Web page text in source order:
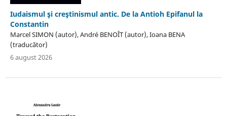
Iudaismul şi creştinismul antic. De la Antioh Epifanul la
Constantin
Marcel SIMON (autor), André BENOÎT (autor), Ioana BENA
(traducător)
6 august 2026